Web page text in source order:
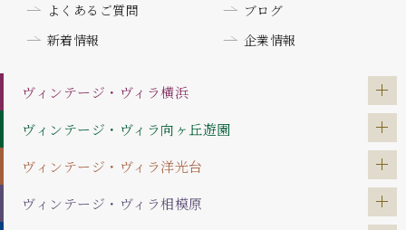
よくあるご質問
ブログ
新着情報
企業情報
ヴィンテージ・ヴィラ横浜
ヴィンテージ・ヴィラ向ヶ丘遊園
ヴィンテージ・ヴィラ洋光台
ヴィンテージ・ヴィラ相模原